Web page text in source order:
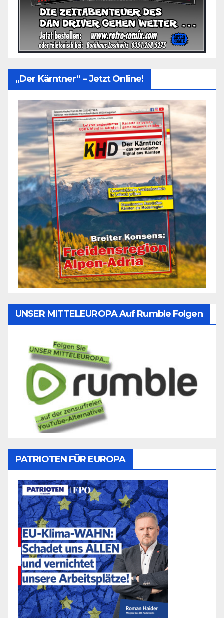
„Der Kärntner“ – Jetzt Online!
UNSER MITTELEUROPA Auf Rumble Folgen
PATRIOTEN FÜR EUROPA